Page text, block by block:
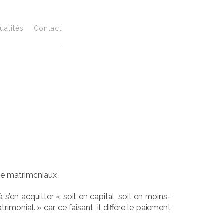
Contact
matrimoniaux
acquitter « soit en capital, soit en moins-
» car ce faisant, il diffère le paiement